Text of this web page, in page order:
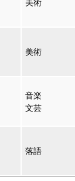
美術
美術
音楽
文芸
落語